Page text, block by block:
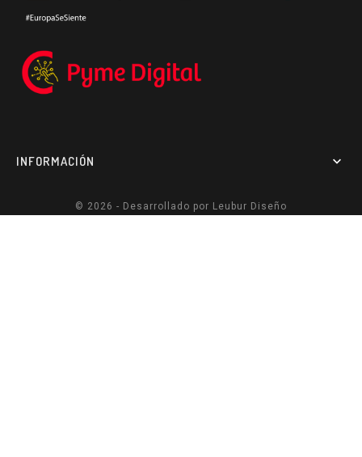
INFORMACIÓN 
© 2026 - Desarrollado por Leubur Diseño